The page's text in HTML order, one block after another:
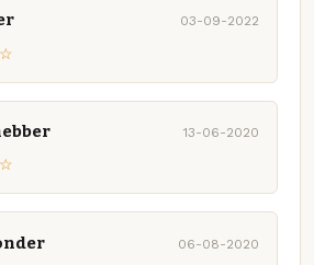
03-09-2022
13-06-2020
06-08-2020